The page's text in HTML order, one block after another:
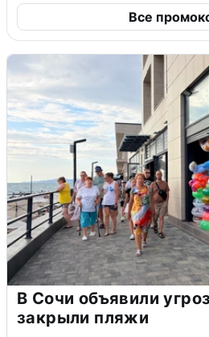
Все
В Сочи объявили
закрыли пляжи